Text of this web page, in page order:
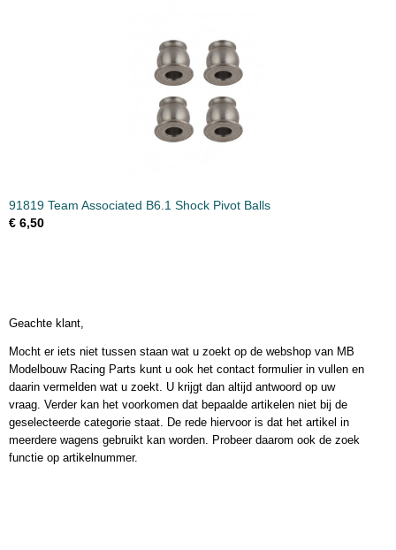
91819 Team Associated B6.1 Shock Pivot Balls
€ 6,50
Geachte klant,
Mocht er iets niet tussen staan wat u zoekt op de webshop van MB
Modelbouw Racing Parts kunt u ook het contact formulier in vullen en
daarin vermelden wat u zoekt. U krijgt dan altijd antwoord op uw
vraag. Verder kan het voorkomen dat bepaalde artikelen niet bij de
geselecteerde categorie staat. De rede hiervoor is dat het artikel in
meerdere wagens gebruikt kan worden. Probeer daarom ook de zoek
functie op artikelnummer.